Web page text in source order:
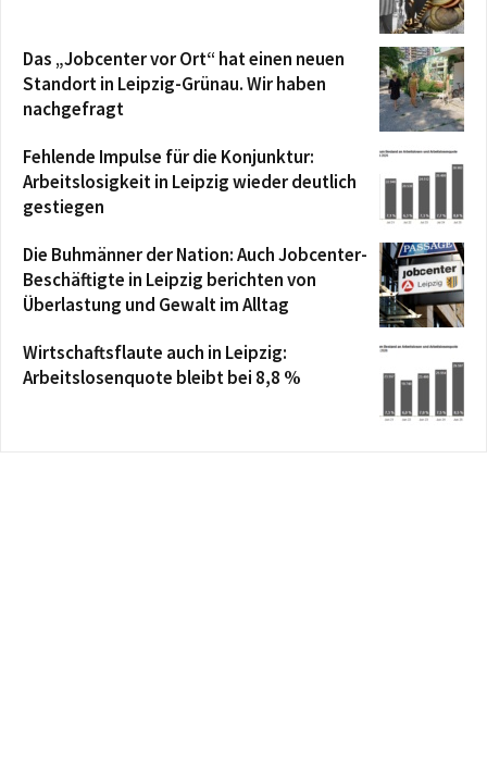
Das „Jobcenter vor Ort“ hat einen neuen
Standort in Leipzig-Grünau. Wir haben
nachgefragt
Fehlende Impulse für die Konjunktur:
Arbeitslosigkeit in Leipzig wieder deutlich
gestiegen
Die Buhmänner der Nation: Auch Jobcenter-
Beschäftigte in Leipzig berichten von
Überlastung und Gewalt im Alltag
Wirtschaftsflaute auch in Leipzig:
Arbeitslosenquote bleibt bei 8,8 %